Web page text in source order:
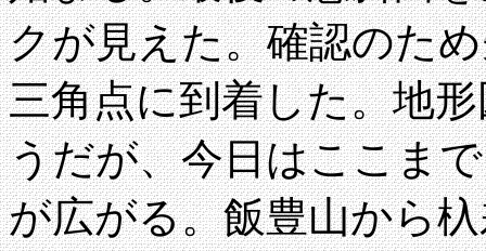
クが見えた。確認のた
三角点に到着した。地
うだが、今日はここま
が広がる。飯豊山から